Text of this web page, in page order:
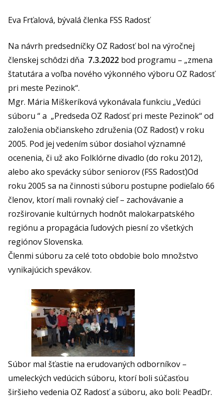
Eva Frťalová, bývalá členka FSS Radosť
Na návrh predsedníčky OZ Radosť bol na výročnej
členskej schôdzi dňa 7.3.2022 bod programu – „zmena
štatutára a voľba nového výkonného výboru OZ Radosť
pri meste Pezinok“.
Mgr. Mária Miškeríková vykonávala funkciu „Vedúci
súboru “ a „Predseda OZ Radosť pri meste Pezinok“ od
založenia občianskeho združenia (OZ Radosť) v roku
2005. Pod jej vedením súbor dosiahol významné
ocenenia, či už ako Folklórne divadlo (do roku 2012),
alebo ako spevácky súbor seniorov (FSS Radosť)Od
roku 2005 sa na činnosti súboru postupne podieľalo 66
členov, ktorí mali rovnaký cieľ – zachovávanie a
rozširovanie kultúrnych hodnôt malokarpatského
regiónu a propagácia ľudových piesní zo všetkých
regiónov Slovenska.
Členmi súboru za celé toto obdobie bolo množstvo
vynikajúcich spevákov.
Súbor mal šťastie na erudovaných odborníkov –
umeleckých vedúcich súboru, ktorí boli súčasťou
širšieho vedenia OZ Radosť a súboru, ako boli: PeadDr.